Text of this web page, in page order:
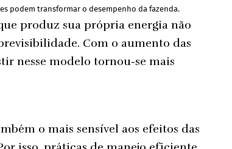
podem transformar o desempenho da fazenda.
produz sua própria energia não
Com o aumento das
nesse modelo tornou-se mais
o mais sensível aos efeitos das